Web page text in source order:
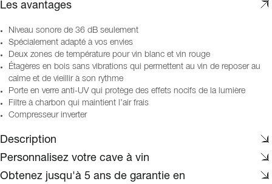
Les avantages
Niveau sonore de 36 dB seulement
Spécialement adapté à vos envies
Deux zones de température pour vin blanc et vin rouge
Étagères en bois sans vibrations qui permettent au vin de reposer au
calme et de vieillir à son rythme
Porte en verre anti-UV qui protège des effets nocifs de la lumière
Filtre à charbon qui maintient l’air frais
Compresseur inverter
Description
Personnalisez votre cave à vin
Obtenez jusqu'à 5 ans de garantie en